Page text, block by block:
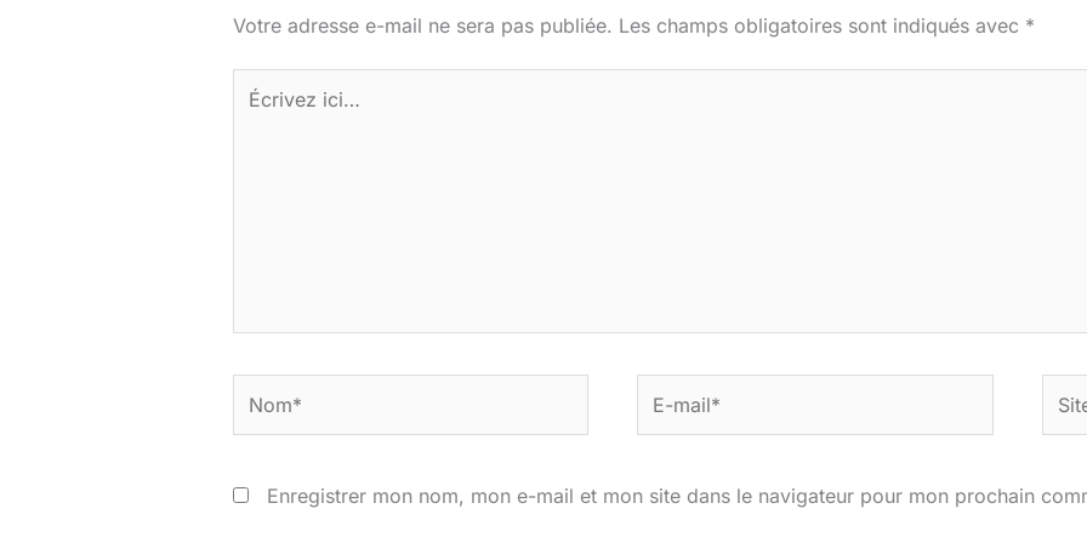
Votre adresse e-mail ne sera pas publiée. Les champs obligatoires sont indiqués avec *
Écrivez
ici…
mail*
Enregistrer mon nom, mon e-mail et mon site dans le navigateur pour mon prochain